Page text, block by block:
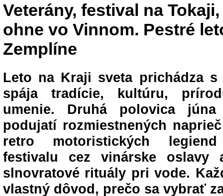
Veterány, festival na
ohne vo Vinnom. Pestré
Zemplíne
Leto na Kraji sveta prichádza s
spája tradície, kultúru,
umenie. Druhá polovica
podujatí rozmiestnených
retro motoristických
festivalu cez vinárske oslavy
slnovratové rituály pri vode.
vlastný dôvod, prečo sa vybrať